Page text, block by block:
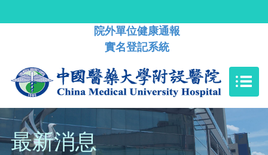
院外單位健康通報
實名登記系統
最新消息